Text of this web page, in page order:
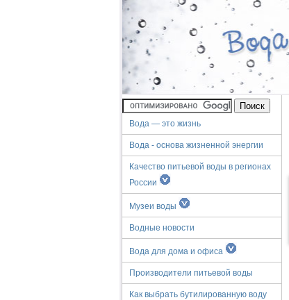
Вода — это жизнь
Вода - основа жизненной энергии
Качество питьевой воды в регионах
России
Музеи воды
Водные новости
Вода для дома и офиса
Производители питьевой воды
Как выбрать бутилированную воду